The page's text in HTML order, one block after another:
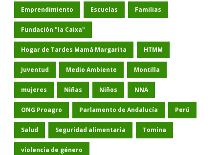
Emprendimiento Escuelas Familias
Fundación "la Caixa"
Hogar de Tardes Mamá Margarita HTMM
Juventud Medio Ambiente Montilla
mujeres Niñas Niños NNA
ONG Proagro Parlamento de Andalucía Perú
Salud Seguridad alimentaria Tomina
violencia de género